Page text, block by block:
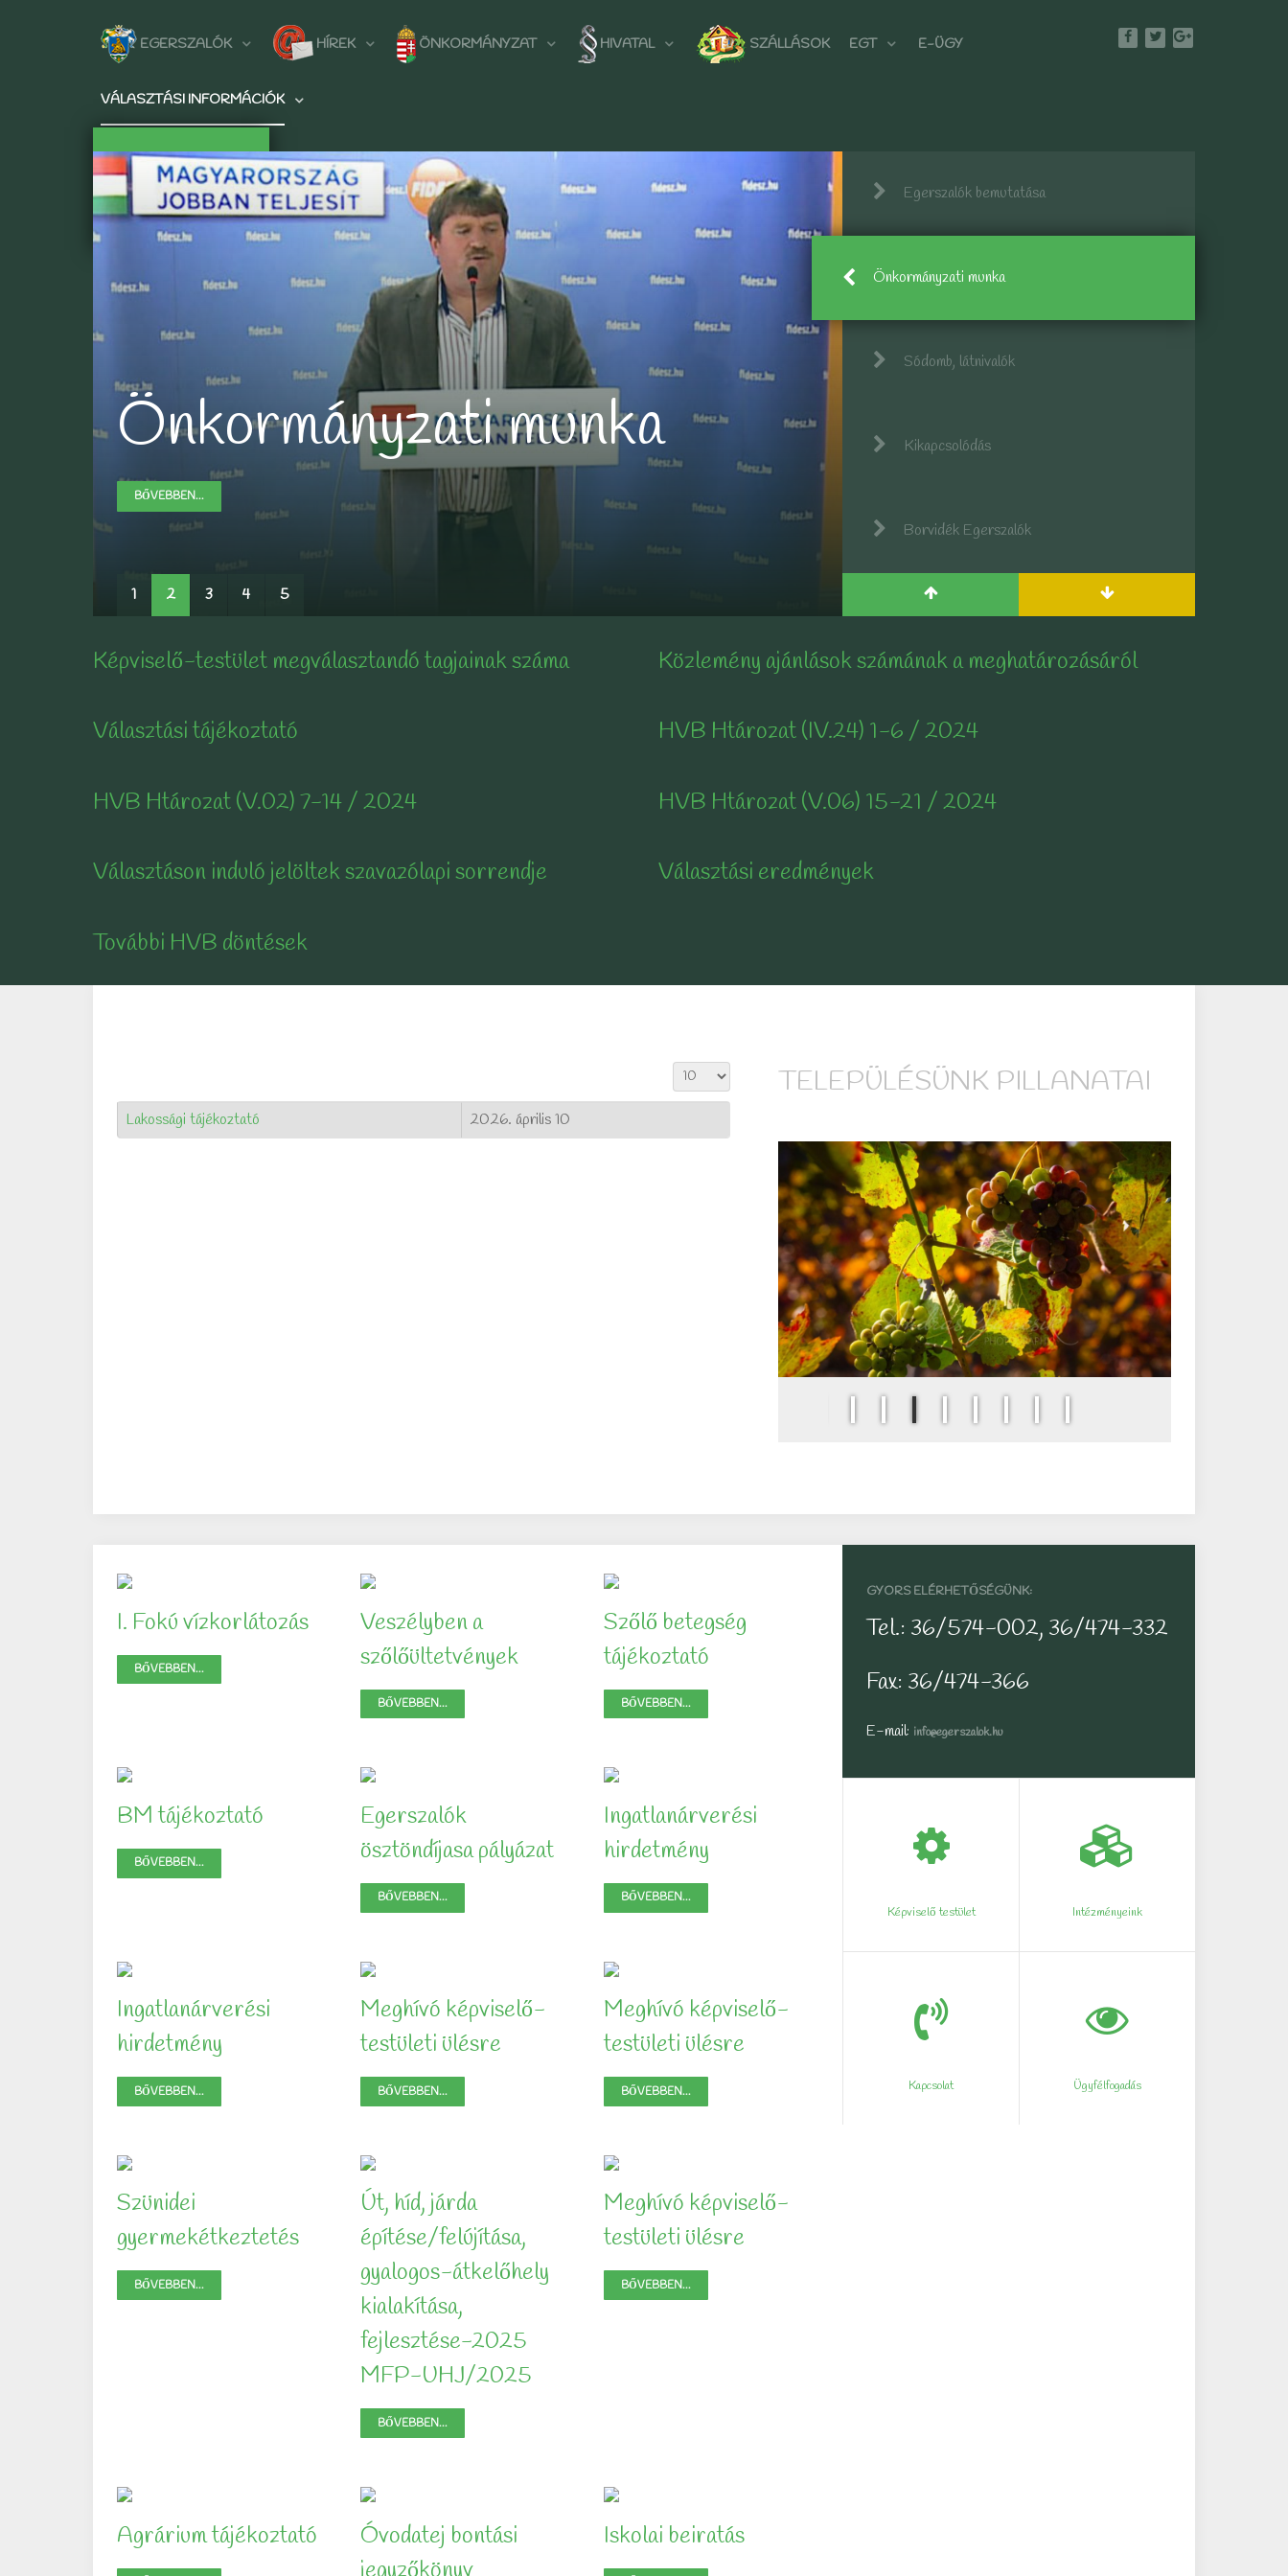
EGERSZALÓK HÍREK ÖNKORMÁNYZAT HIVATAL SZÁLLÁSOK EGT E-ÜGY
VÁLASZTÁSI INFORMÁCIÓK
Önkormányzati munka
BŐVEBBEN...
BŐVEBBEN...
BŐVEBBEN...
BŐVEBBEN...
1 2 3 4 5
Egerszalók bemutatása
Önkormányzati munka
Sódomb, látnivalók
Kikapcsolódás
Borvidék Egerszalók
Képviselő-testület megválasztandó tagjainak száma Közlemény ajánlások számának a meghatározásáról
Választási tájékoztató HVB Htározat (IV.24) 1-6 / 2024
HVB Htározat (V.02) 7-14 / 2024 HVB Htározat (V.06) 15-21 / 2024
Választáson induló jelöltek szavazólapi sorrendje Választási eredmények
További HVB döntések
Tételek #
Lakossági tájékoztató 2026. április 10
TELEPÜLÉSÜNK PILLANATAI
I. Fokú vízkorlátozás
BŐVEBBEN...
Veszélyben a
szőlőültetvények
BŐVEBBEN...
Szőlő betegség
tájékoztató
BŐVEBBEN...
BM tájékoztató
BŐVEBBEN...
Egerszalók
ösztöndíjasa pályázat
BŐVEBBEN...
Ingatlanárverési
hirdetmény
BŐVEBBEN...
Ingatlanárverési
hirdetmény
BŐVEBBEN...
Meghívó képviselő-
testületi ülésre
BŐVEBBEN...
Meghívó képviselő-
testületi ülésre
BŐVEBBEN...
Szünidei
gyermekétkeztetés
BŐVEBBEN...
Út, híd, járda
építése/felújítása,
gyalogos-átkelőhely
kialakítása,
fejlesztése-2025
MFP-UHJ/2025
BŐVEBBEN...
Meghívó képviselő-
testületi ülésre
BŐVEBBEN...
Agrárium tájékoztató
Óvodatej bontási
Iskolai beiratás
GYORS ELÉRHETŐSÉGÜNK:
Tel.: 36/574-002, 36/474-332
Fax: 36/474-366
E-mail: info@egerszalok.hu
Képviselő testület Intézményeink
Kapcsolat Ügyfélfogadás